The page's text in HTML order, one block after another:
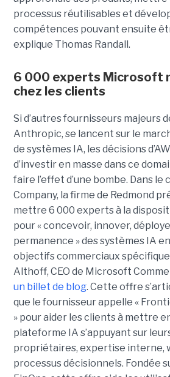
processus réutilisables et
compétences pouvant ensuite
explique Thomas Randall.
6 000 experts Microsoft
chez les clients
Si d’autres fournisseurs majeurs
Anthropic, se lancent sur le
de systèmes IA, les décisions
d’investir en masse dans ce
faire l’effet d’une bombe. Dans
Company, la firme de Redmond
mettre 6 000 experts à la
pour « concevoir, innover,
permanence » des systèmes IA
objectifs commerciaux
Althoff, CEO de Microsoft
un billet de blog. Cette offre
que le fournisseur appelle «
» pour aider les clients à mettre
plateforme IA s’appuyant sur
propriétaires, expertise interne,
processus décisionnels. Fondée